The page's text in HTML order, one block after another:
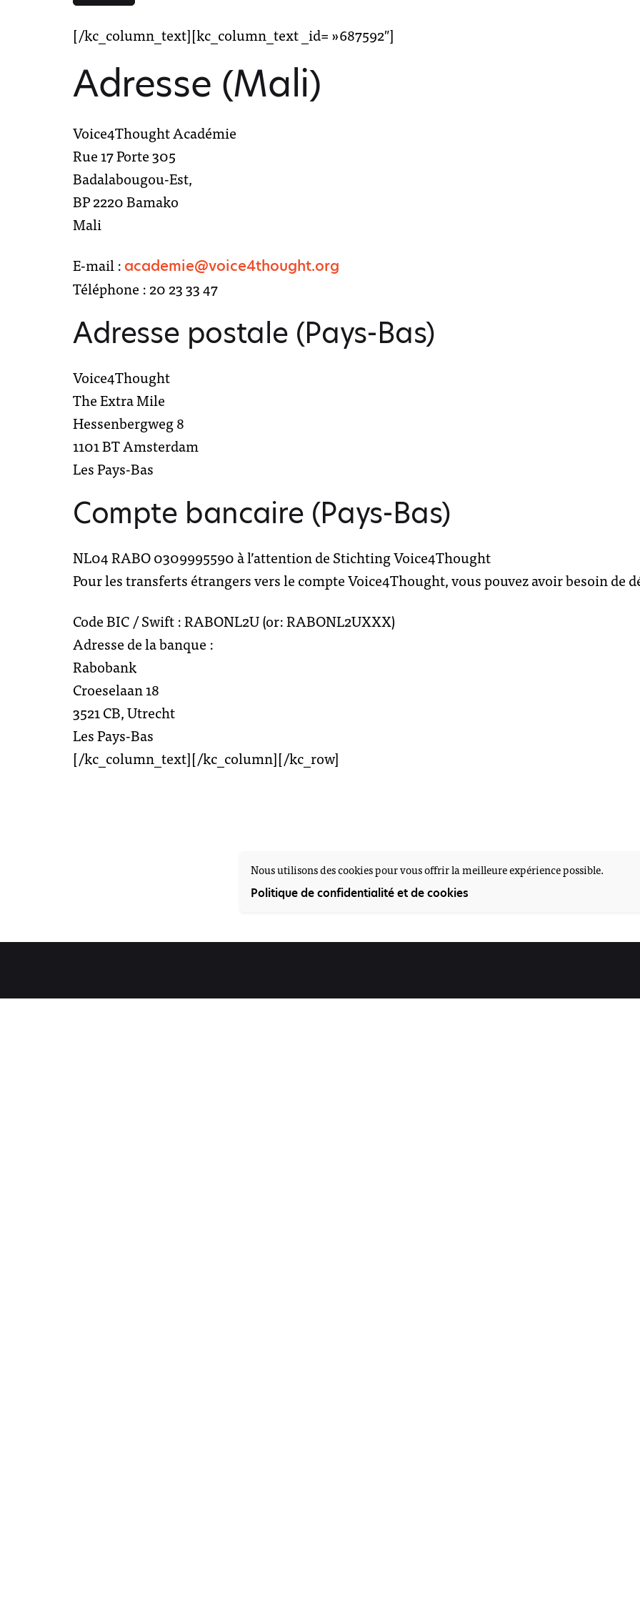
[/kc_column_text][kc_column_text _id= »687592″]
Adresse (Mali)
Voice4Thought Académie
Rue 17 Porte 305
Badalabougou-Est,
BP 2220 Bamako
Mali
E-mail : academie@voice4thought.org
Téléphone : 20 23 33 47
Adresse postale (Pays-Bas)
Voice4Thought
The Extra Mile
Hessenbergweg 8
1101 BT Amsterdam
Les Pays-Bas
Compte bancaire (Pays-Bas)
NL04 RABO 0309995590 à l’attention de Stichting Voice4Thought
Pour les transferts étrangers vers le compte Voice4Thought, vous pouvez avoir besoin de
Code BIC / Swift :RABONL2U (or: RABONL2UXXX)
Adresse de la banque :
Rabobank
Croeselaan 18
3521 CB, Utrecht
Les Pays-Bas
[/kc_column_text][/kc_column][/kc_row]
Nous utilisons des cookies pour vous offrir la meilleure expérience possible.
Politique de confidentialité et de cookies